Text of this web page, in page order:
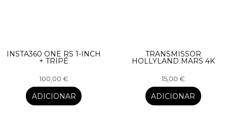
INSTA360 ONE RS 1-INCH
+ TRIPÉ
100,00 €
ADICIONAR
TRANSMISSOR
HOLLYLAND MARS 4K
15,00 €
ADICIONAR